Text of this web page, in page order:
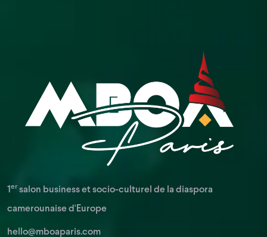
1 er salon business et socio-culturel de la diaspora
camerounaise d'Europe
hello@mboaparis.com